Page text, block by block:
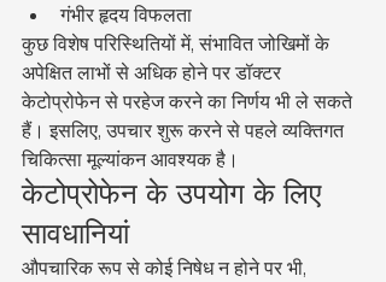
गंभीर हृदय विफलता
कुछ विशेष परिस्थितियों में, संभावित जोखिमों के
अपेक्षित लाभों से अधिक होने पर डॉक्टर
केटोप्रोफेन से परहेज करने का निर्णय भी ले सकते
हैं। इसलिए, उपचार शुरू करने से पहले व्यक्तिगत
चिकित्सा मूल्यांकन आवश्यक है।
केटोप्रोफेन के उपयोग के लिए
सावधानियां
औपचारिक रूप से कोई निषेध न होने पर भी,